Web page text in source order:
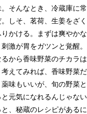
そんなとき、冷蔵庫に
しそ、茗荷、生姜をざ
かける。まずは爽やかな
激が胃をガツンと覚醒
から香味野菜のチカラは
えてみれば、香味野菜
薬味もいいが、旬の野菜
元気になれるんじゃな
、秘蔵のレシピがある